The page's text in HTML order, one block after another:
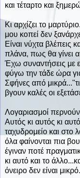
και τέταρτο και
Κι αρχίζει το
μου κοπεί δεν
Είναι νύχτα βλέπεις
πλάνα, πως θα γίνει
Έχω συναντήσεις με
φύγω την τάδε ώρα
Σφήνες από
βγουν καλές οι
Λογαριασμοί
Αυτός κι αυτός κι
ταχυδρομείο και στο
όλα φαίνονται πια
έγιναν ποτέ
κι αυτό και το
όνειρο δεν είναι